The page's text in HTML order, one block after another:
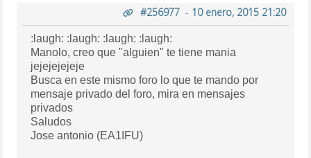
#256977- 10 enero, 2015 21:20
:laugh: :laugh: :laugh: :laugh:
Manolo, creo que "alguien" te tiene mania
jejejejejeje
Busca en este mismo foro lo que te mando por
mensaje privado del foro, mira en mensajes
privados
Saludos
Jose antonio (EA1IFU)